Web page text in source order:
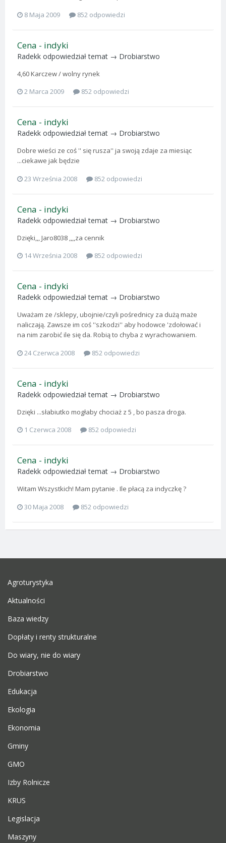
8 Maja 2009
852 odpowiedzi
Cena - indyki
Radekk odpowiedział temat → Drobiarstwo
4,60 Karczew / wolny rynek
2 Marca 2009
852 odpowiedzi
Cena - indyki
Radekk odpowiedział temat → Drobiarstwo
Dobre wieści ze coś '' się rusza'' ja swoją zdaje za miesiąc
...ciekawe jak będzie
23 Września 2008
852 odpowiedzi
Cena - indyki
Radekk odpowiedział temat → Drobiarstwo
Dzięki,,, Jaro8038 ,,,,za cennik
14 Września 2008
852 odpowiedzi
Cena - indyki
Radekk odpowiedział temat → Drobiarstwo
Uważam ze /sklepy, ubojnie/czyli pośrednicy za dużą maże
naliczają. Zawsze im coś ''szkodzi'' aby hodowce 'zdołować i
na nim zarobić ile się da. Robią to chyba z wyrachowaniem.
24 Czerwca 2008
852 odpowiedzi
Cena - indyki
Radekk odpowiedział temat → Drobiarstwo
Dzięki ...słabiutko mogłaby chociaż z 5 , bo pasza droga.
1 Czerwca 2008
852 odpowiedzi
Cena - indyki
Radekk odpowiedział temat → Drobiarstwo
Witam Wszystkich! Mam pytanie . Ile płacą za indyczkę ?
30 Maja 2008
852 odpowiedzi
Agroturystyka
Aktualności
Baza wiedzy
Dopłaty i renty strukturalne
Do wiary, nie do wiary
Drobiarstwo
Edukacja
Ekologia
Ekonomia
Gminy
GMO
Izby Rolnicze
KRUS
Legislacja
Maszyny